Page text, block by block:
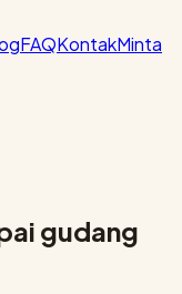
FAQKontakMinta
gudang